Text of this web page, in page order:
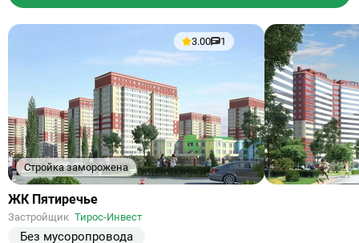
Стройка заморожена
3.00 1
Ссылка
объект
ЖК Пятиречье
Застройщик Тирос-Инвест
Без мусоропровода